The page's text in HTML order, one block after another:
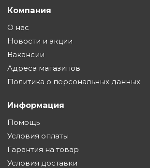
Компания
О нас
Новости и акции
Вакансии
Адреса магазинов
Политика о персональных данных
Информация
Помощь
Условия оплаты
Гарантия на товар
Условия доставки